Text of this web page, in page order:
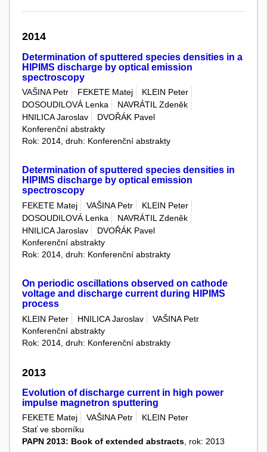
2014
Determination of sputtered species densities in a
HIPIMS discharge by optical emission
spectroscopy
VAŠINA Petr FEKETE Matej
KLEIN Peter
DOSOUDILOVÁ Lenka
NAVRÁTIL Zdeněk
HNILICA Jaroslav
DVOŘÁK Pavel
Konferenční abstrakty
Rok: 2014, druh: Konferenční abstrakty
Determination of sputtered species densities in
HIPIMS discharge by optical emission
spectroscopy
FEKETE Matej VAŠINA Petr
KLEIN Peter
DOSOUDILOVÁ Lenka
NAVRÁTIL Zdeněk
HNILICA Jaroslav
DVOŘÁK Pavel
Konferenční abstrakty
Rok: 2014, druh: Konferenční abstrakty
On periodic oscillations observed on cathode
voltage and discharge current during HIPIMS
process
KLEIN Peter HNILICA Jaroslav
VAŠINA Petr
Konferenční abstrakty
Rok: 2014, druh: Konferenční abstrakty
2013
Evolution of discharge current in high power
impulse magnetron sputtering
FEKETE Matej VAŠINA Petr
KLEIN Peter
Stať ve sborníku
PAPN 2013: Book of extended abstracts, rok: 2013